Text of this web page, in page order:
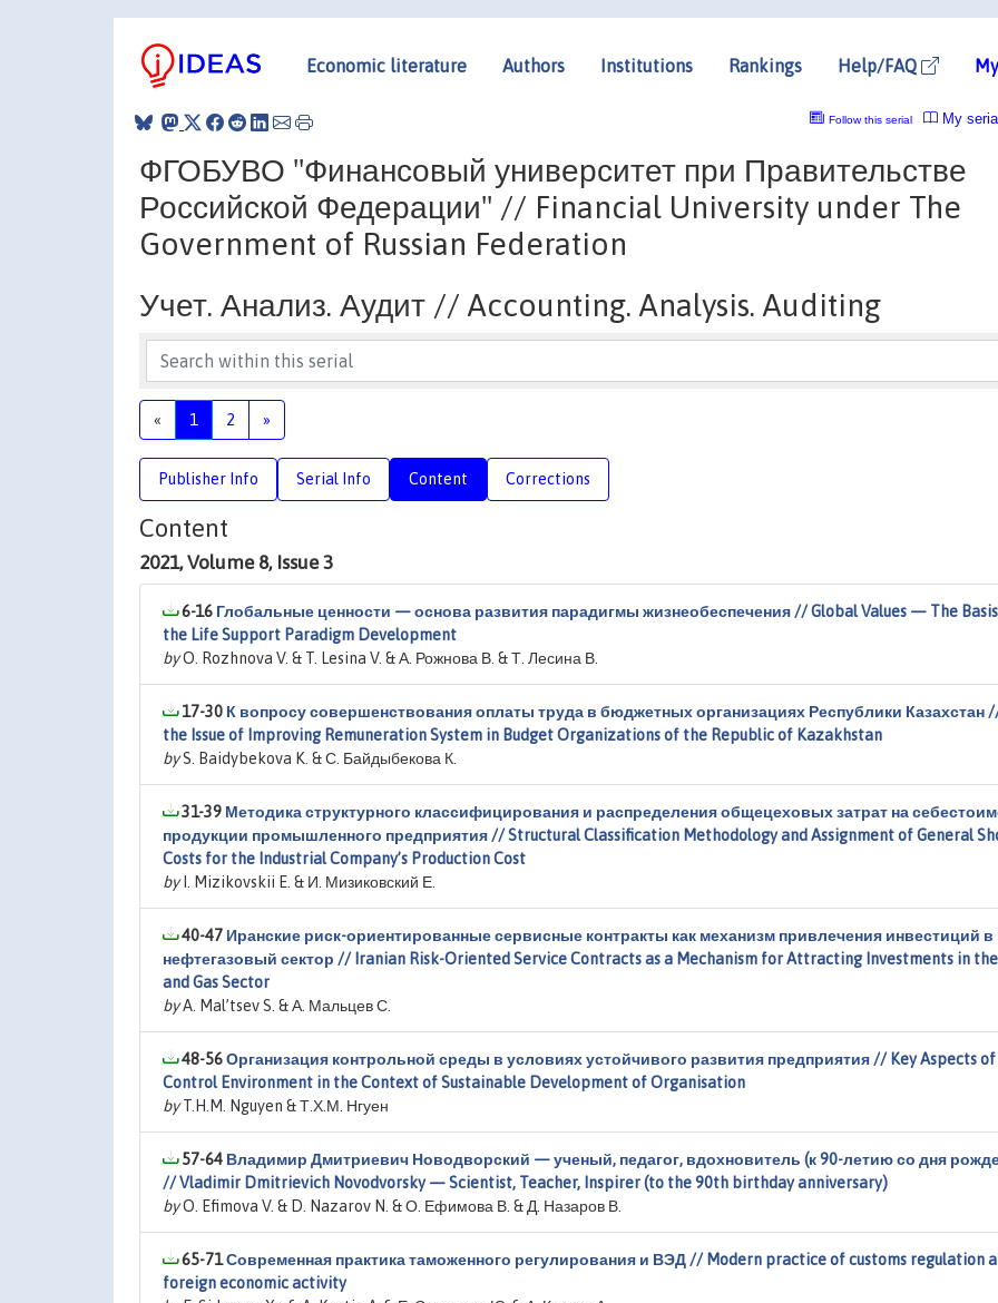
Economic literature Authors Institutions Rankings Help/FAQ
My
Follow this serial
ФГОБУВО "Финансовый университет при Правительстве
Российской Федерации" // Financial University under The
Government of Russian Federation
Учет. Анализ. Аудит // Accounting. Analysis. Auditing
« 1 2 »
Publisher Info Serial Info Content Corrections
Content
2021, Volume 8, Issue 3
6-16 Глобальные ценности — основа развития парадигмы жизнеобеспечения // Global Values — The
the Life Support Paradigm Development
byO. Rozhnova V. & T. Lesina V. & А. Рожнова В. & Т. Лесина В.
17-30 К вопросу совершенствования оплаты труда в бюджетных организациях Республики Казахстан
the Issue of Improving Remuneration System in Budget Organizations of the Republic of Kazakhstan
byS. Baidybekova K. & С. Байдыбекова К.
31-39 Методика структурного классифицирования и распределения общецеховых затрат на
продукции промышленного предприятия // Structural Classification Methodology and Assignment of General
Costs for the Industrial Company’s Production Cost
byI. Mizikovskii E. & И. Мизиковский Е.
40-47 Иранские риск-ориентированные сервисные контракты как механизм привлечения инвестиций в
нефтегазовый сектор // Iranian Risk-Oriented Service Contracts as a Mechanism for Attracting Investments in
and Gas Sector
byA. Mal’tsev S. & А. Мальцев С.
48-56Организация контрольной среды в условиях устойчивого развития предприятия // Key Aspects
Control Environment in the Context of Sustainable Development of Organisation
byT.H.M. Nguyen & Т.Х.М. Нгуен
57-64 Владимир Дмитриевич Новодворский — ученый, педагог, вдохновитель (к 90-летию со дня
// Vladimir Dmitrievich Novodvorsky — Scientist, Teacher, Inspirer (to the 90th birthday anniversary)
byO. Efimova V. & D. Nazarov N. & О. Ефимова В. & Д. Назаров В.
65-71Современная практика таможенного регулирования и ВЭД // Modern practice of customs regulation
foreign economic activity